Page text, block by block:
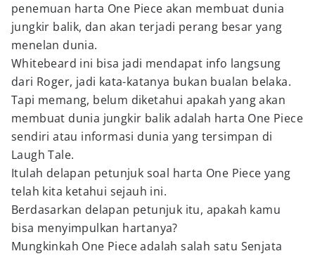
penemuan harta One Piece akan membuat dunia
jungkir balik, dan akan terjadi perang besar yang
menelan dunia.
Whitebeard ini bisa jadi mendapat info langsung
dari Roger, jadi kata-katanya bukan bualan belaka.
Tapi memang, belum diketahui apakah yang akan
membuat dunia jungkir balik adalah harta One Piece
sendiri atau informasi dunia yang tersimpan di
Laugh Tale.
Itulah delapan petunjuk soal harta One Piece yang
telah kita ketahui sejauh ini.
Berdasarkan delapan petunjuk itu, apakah kamu
bisa menyimpulkan hartanya?
Mungkinkah One Piece adalah salah satu Senjata